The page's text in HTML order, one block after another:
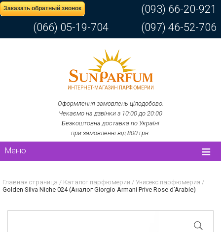
Заказать обратный звонок
(093) 66-20-921
(066) 05-19-704
(097) 46-52-706
ИНТЕРНЕТ-МАГАЗИН ПАРФЮМЕРИИ
Оформлення замовлень цілодобово.
Чекаємо на дзвінки з 10:00 до 20:00
Безкоштовна доставка по Україні
при замовленні від 800 грн.
Меню
Главная страница / Каталог парфюмерии / Унисекс парфюмерия /
Golden Silva Niche 024 (Аналог Giorgio Armani Prive Rose d'Arabie)